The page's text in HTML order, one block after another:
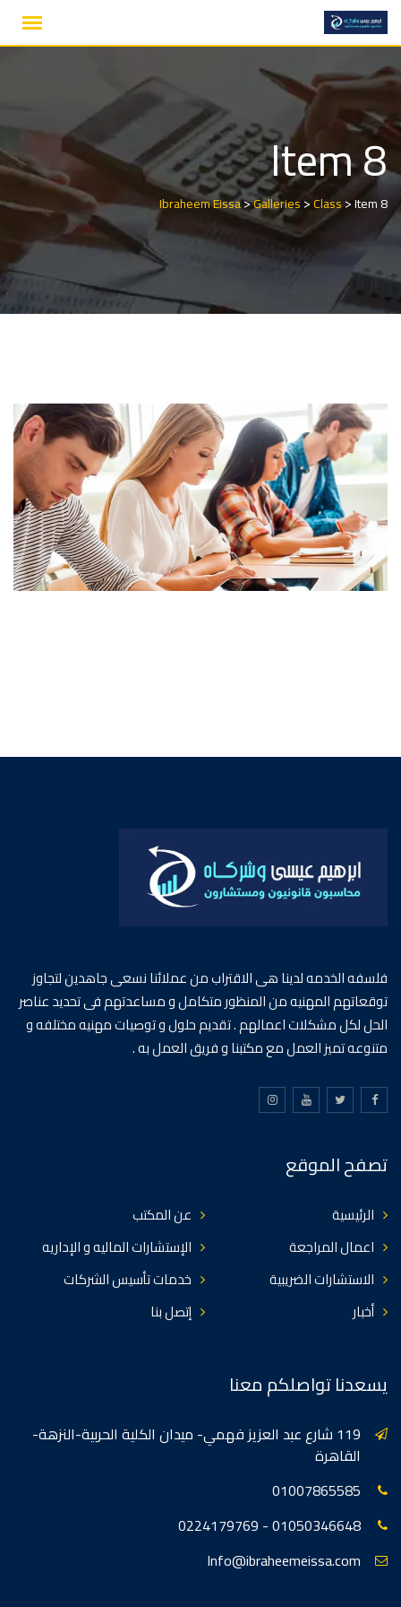
Skip
Item 8
Ibraheem Eissa>Galleries>Class>Item 8
فلسفه الخدمه لدينا هى الاقتراب من عملائنا نسعى جاهدين لتجاوز
توقعاتهم المهنيه من المنظور متكامل و مساعدتهم فى تحديد عناصر
الحل لكل مشكلات اعمالهم . تقديم حلول و توصيات مهنيه مختلفه و
متنوعه تميز العمل مع مكتبنا و فريق العمل به .
تصفح الموقع
الرئيسية
عن المكتب
اعمال المراجعة
الإستشارات الماليه و الإداريه
الاستشارات الضريبية
خدمات تأسيس الشركات
أخبار
إتصل بنا
يسعدنا تواصلكم معنا
119 شارع عبد العزيز فهمي- ميدان الكلية الحربية-النزهة-
القاهرة
01007865585
01050346648 - 0224179769
Info@ibraheemeissa.com